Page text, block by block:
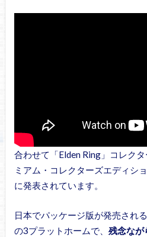
合わせて「Elden Ring」コレク
ミアム・コレクターズエディシ
に発表されています。
日本でパッケージ版が発売され
の3プラットホームで、 残念なが